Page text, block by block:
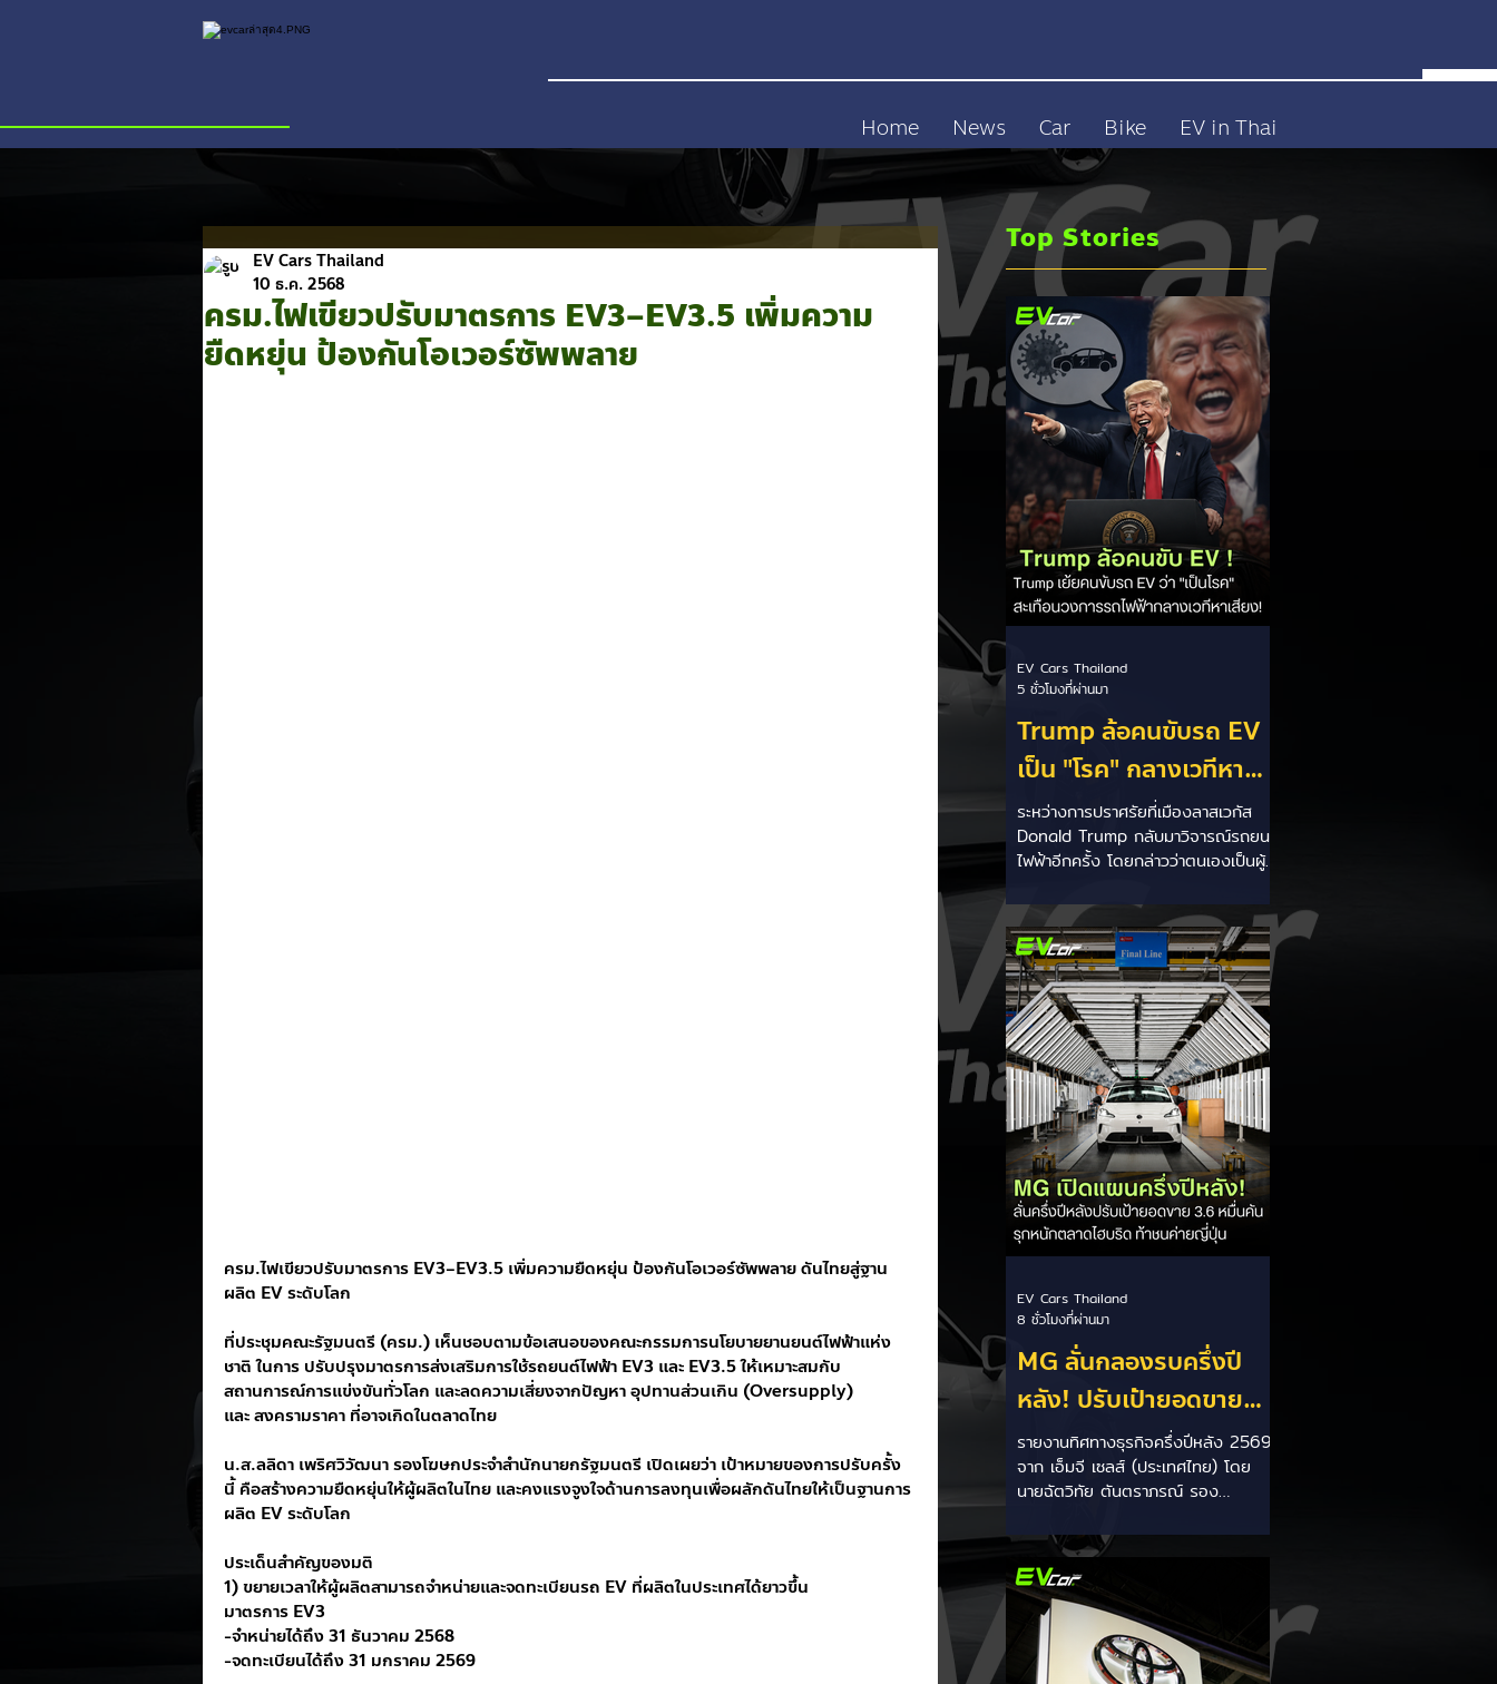
Home News Car Bike EV in Thai
ครม.ไฟเขียวปรับมาตรการ EV3–EV3.5 เพิ่มความ
ยืดหยุ่น ป้องกันโอเวอร์ซัพพลาย
EV Cars Thailand
10 ธ.ค. 2568
ครม.ไฟเขียวปรับมาตรการ EV3–EV3.5 เพิ่มความยืดหยุ่น ป้องกันโอเวอร์ซัพพลาย ดันไทยสู่ฐาน
ผลิต EV ระดับโลก
ที่ประชุมคณะรัฐมนตรี (ครม.) เห็นชอบตามข้อเสนอของคณะกรรมการนโยบายยานยนต์ไฟฟ้าแห่ง
ชาติ ในการ ปรับปรุงมาตรการส่งเสริมการใช้รถยนต์ไฟฟ้า EV3 และ EV3.5 ให้เหมาะสมกับ
สถานการณ์การแข่งขันทั่วโลก และลดความเสี่ยงจากปัญหา อุปทานส่วนเกิน (Oversupply)
และ สงครามราคา ที่อาจเกิดในตลาดไทย
น.ส.ลลิดา เพริศวิวัฒนา รองโฆษกประจำสำนักนายกรัฐมนตรี เปิดเผยว่า เป้าหมายของการปรับครั้ง
นี้ คือสร้างความยืดหยุ่นให้ผู้ผลิตในไทย และคงแรงจูงใจด้านการลงทุนเพื่อผลักดันไทยให้เป็นฐานการ
ผลิต EV ระดับโลก
ประเด็นสำคัญของมติ
1) ขยายเวลาให้ผู้ผลิตสามารถจำหน่ายและจดทะเบียนรถ EV ที่ผลิตในประเทศได้ยาวขึ้น
มาตรการ EV3
-จำหน่ายได้ถึง 31 ธันวาคม 2568
-จดทะเบียนได้ถึง 31 มกราคม 2569
Top Stories
Trump ล้อคนขับรถ EV
เป็น "โรค" กลางเวทีหา
เสียง! 🚘⚡
ระหว่างการปราศรัยที่เมืองลาสเวกัส
Donald Trump กลับมาวิจารณ์รถยนต์
ไฟฟ้าอีกครั้ง โดยกล่าวว่าตนเองเป็นผู้
ใช้รถยนต์ไฟฟ้าว่าเหมือน "เป็นโรค"
เพราะเริ่มกังวลเรื่องแบตเตอรี่ตั้งแต่ยัง
เหลือไฟจำนวนมาก และคอยมองหาสถา
นีชาร์จอยู่ตลอดเวลา ซึ่งสื่อมองว่า
เป็นการพาดพิงถึงอาการ Range
Anxiety หรือความกังวลเรื่องระยะทาง
วิ่งของรถ EV Trump ยังระบุว่า
ปัจจุบันรถยนต์ไฟฟ้ามีสัดส่วนเพียง
ประมาณ 7% ของยอดขายรถใหม่ใน
สหรัฐฯ และใช้ตัวเลขนี้เป็นเหตุผล
ประกอบว่า...
EV Cars Thailand
5 ชั่วโมงที่ผ่านมา
MG ลั่นกลองรบครึ่งปี
หลัง! ปรับเป้ายอดขาย
เพิ่มเป็น 36,000 คัน
พร้อมเดินหน้าลงศึกชิง
(HEV)
รายงานทิศทางธุรกิจครึ่งปีหลัง 2569
จาก เอ็มจี เซลส์ (ประเทศไทย) โดย
นายฉัตวิทัย ตันตราภรณ์ รอง
6 เดือนแรก (ม.ค. - มิ.ย.) โตพุ่ง 67%
แตะ 16,920 คัน พร้อมส่งสัญญาณ
ปรับเป้าหมายยอดขายรวมปีนี้เพิ่มขึ้นเป็น
36,000 คัน จากเดิมตั้งไว้ 30,000
คัน โดยพร้อมเร่งส่งมอบรถค้างสต็อก
(Back Order) ทั้งหมดในระยะเวลาอัน
EV Cars Thailand
8 ชั่วโมงที่ผ่านมา